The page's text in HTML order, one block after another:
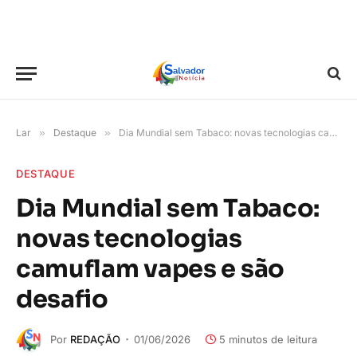
Lar » Destaque » Dia Mundial sem Tabaco: novas tecnologias camuflam vapes e são desafio
DESTAQUE
Dia Mundial sem Tabaco:
novas tecnologias
camuflam vapes e são
desafio
Por REDAÇÃO 01/06/2026 5 minutos de leitura